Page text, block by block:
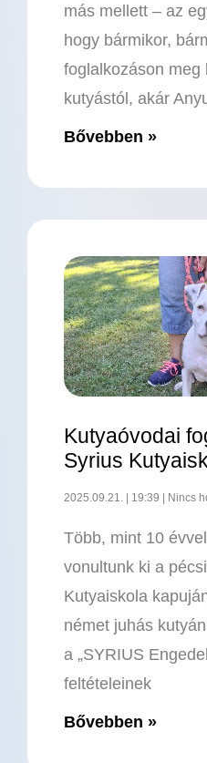
más mellett – az
hogy bármikor,
foglalkozáson meg
kutyástól, akár
Bővebben »
Kutyaóvodai
Syrius
2025.09.21. 19:39 Nincs
Több, mint 10
vonultunk ki a
Kutyaiskola
német juhás
a „SYRIUS
feltételeinek
Bővebben »